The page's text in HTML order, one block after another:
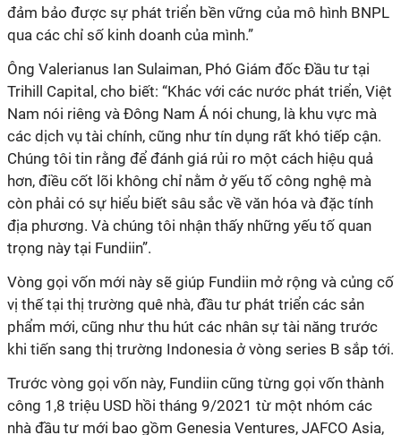
đảm bảo được sự phát triển bền vững của mô hình BNPL
qua các chỉ số kinh doanh của mình.”
Ông Valerianus Ian Sulaiman, Phó Giám đốc Đầu tư tại
Trihill Capital, cho biết: “Khác với các nước phát triển, Việt
Nam nói riêng và Đông Nam Á nói chung, là khu vực mà
các dịch vụ tài chính, cũng như tín dụng rất khó tiếp cận.
Chúng tôi tin rằng để đánh giá rủi ro một cách hiệu quả
hơn, điều cốt lõi không chỉ nằm ở yếu tố công nghệ mà
còn phải có sự hiểu biết sâu sắc về văn hóa và đặc tính
địa phương. Và chúng tôi nhận thấy những yếu tố quan
trọng này tại Fundiin”.
Vòng gọi vốn mới này sẽ giúp Fundiin mở rộng và củng cố
vị thế tại thị trường quê nhà, đầu tư phát triển các sản
phẩm mới, cũng như thu hút các nhân sự tài năng trước
khi tiến sang thị trường Indonesia ở vòng series B sắp tới.
Trước vòng gọi vốn này, Fundiin cũng từng gọi vốn thành
công 1,8 triệu USD hồi tháng 9/2021 từ một nhóm các
nhà đầu tư mới bao gồm Genesia Ventures, JAFCO Asia,